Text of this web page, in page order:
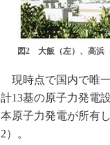
図2 大飯（左）、高浜
現時点で国内で唯
計13基の原子力発電
本原子力発電が所有
2）。